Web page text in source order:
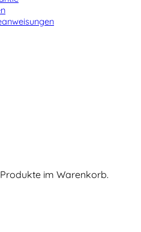
im Warenkorb.